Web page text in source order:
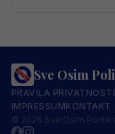
Sve Osim
PRAVILA PRIVATNOSTI
IMPRESSUMKONTAKT
© 2026 Sve Osim